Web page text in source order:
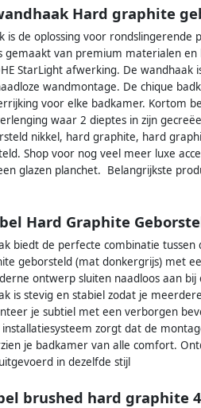
Hard graphite
is de oplossing voor rondslingerende
gemaakt van premium materialen
StarLight afwerking. De
wandmontage. De chique
voor elke badkamer. Kortom
waar 2 dieptes in zijn
nikkel, hard graphite, hard
Shop voor nog veel meer luxe
glazen planchet. Belangrijkste
Hard Graphite
biedt de perfecte combinatie
geborsteld (mat donkergrijs) met
ontwerp sluiten naadloos aan
is stevig en stabiel zodat je
je subtiel met een verborgen
zorgt dat de
je badkamer van alle comfort.
in dezelfde stijl
brushed hard graphite